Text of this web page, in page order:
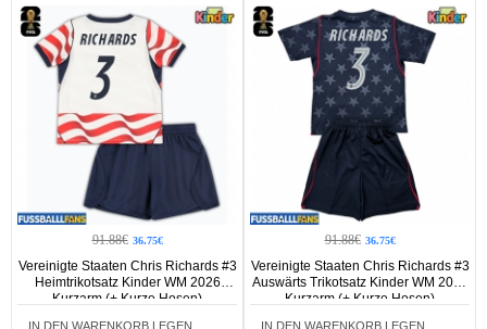
91.88€ 36.75€
Vereinigte Staaten Chris Richards #3
Heimtrikotsatz Kinder WM 2026
Kurzarm (+ Kurze Hosen)
IN DEN WARENKORB LEGEN
91.88€ 36.75€
Vereinigte Staaten Chris Richards #3
Auswärts Trikotsatz Kinder WM 2026
Kurzarm (+ Kurze Hosen)
IN DEN WARENKORB LEGEN